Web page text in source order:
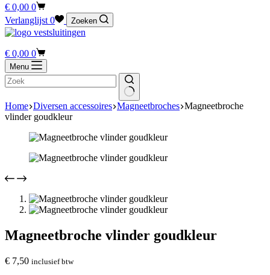
Winkelwagen
€ 0,00 0
Verlanglijst 0 Zoeken
Winkelwagen
€ 0,00 0
Menu
Home Diversen accessoires Magneetbroches Magneetbroche
vlinder goudkleur
Magneetbroche vlinder goudkleur
€ 7,50 inclusief btw